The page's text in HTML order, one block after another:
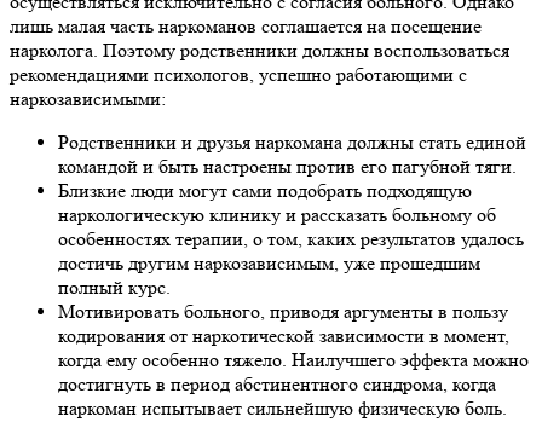
лишь малая часть наркоманов соглашается на посещение
нарколога. Поэтому родственники должны воспользоваться
рекомендациями психологов, успешно работающими с
наркозависимыми:
Родственники и друзья наркомана должны стать единой
командой и быть настроены против его пагубной тяги.
Близкие люди могут сами подобрать подходящую
наркологическую клинику и рассказать больному об
особенностях терапии, о том, каких результатов удалось
достичь другим наркозависимым, уже прошедшим
полный курс.
Мотивировать больного, приводя аргументы в пользу
кодирования от наркотической зависимости в момент,
когда ему особенно тяжело. Наилучшего эффекта можно
достигнуть в период абстинентного синдрома, когда
наркоман испытывает сильнейшую физическую боль.